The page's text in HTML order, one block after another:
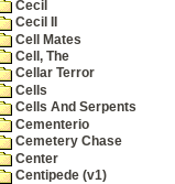
Cecil
Cecil II
Cell Mates
Cell, The
Cellar Terror
Cells
Cells And Serpents
Cementerio
Cemetery Chase
Center
Centipede (v1)